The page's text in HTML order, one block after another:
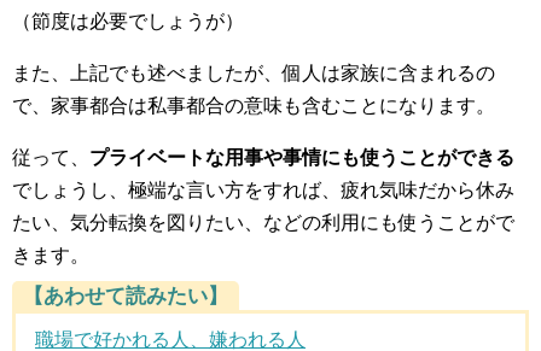
（節度は必要でしょうが）
また、上記でも述べましたが、個人は家族に含まれるの
で、家事都合は私事都合の意味も含むことになります。
従って、 プライベートな用事や事情にも使うことができる
でしょうし、極端な言い方をすれば、疲れ気味だから休み
たい、気分転換を図りたい、などの利用にも使うことがで
きます。
【あわせて読みたい】
職場で好かれる人、嫌われる人